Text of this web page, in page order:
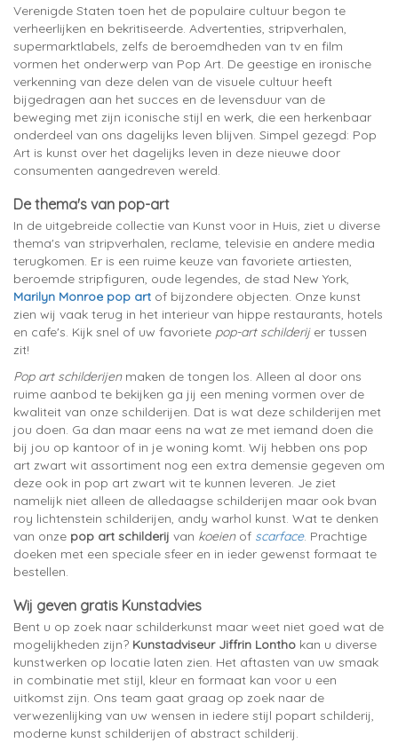
Verenigde Staten toen het de populaire cultuur begon te
verheerlijken en bekritiseerde. Advertenties, stripverhalen,
supermarktlabels, zelfs de beroemdheden van tv en film
vormen het onderwerp van Pop Art. De geestige en ironische
verkenning van deze delen van de visuele cultuur heeft
bijgedragen aan het succes en de levensduur van de
beweging met zijn iconische stijl en werk, die een herkenbaar
onderdeel van ons dagelijks leven blijven. Simpel gezegd: Pop
Art is kunst over het dagelijks leven in deze nieuwe door
consumenten aangedreven wereld.
De thema's van pop-art
In de uitgebreide collectie van Kunst voor in Huis, ziet u diverse
thema's van stripverhalen, reclame, televisie en andere media
terugkomen. Er is een ruime keuze van favoriete artiesten,
beroemde stripfiguren, oude legendes, de stad New York,
Marilyn Monroe pop art of bijzondere objecten. Onze kunst
zien wij vaak terug in het interieur van hippe restaurants, hotels
en cafe's. Kijk snel of uw favoriete pop-art schilderij er tussen
zit!
Pop art schilderijenmaken de tongen los. Alleen al door ons
ruime aanbod te bekijken ga jij een mening vormen over de
kwaliteit van onze schilderijen. Dat is wat deze schilderijen met
jou doen. Ga dan maar eens na wat ze met iemand doen die
bij jou op kantoor of in je woning komt. Wij hebben ons pop
art zwart wit assortiment nog een extra demensie gegeven om
deze ook in pop art zwart wit te kunnen leveren. Je ziet
namelijk niet alleen de alledaagse schilderijen maar ook bvan
roy lichtenstein schilderijen, andy warhol kunst. Wat te denken
van onze pop art schilderij van koeienof scarface. Prachtige
doeken met een speciale sfeer en in ieder gewenst formaat te
bestellen.
Wij geven gratis Kunstadvies
Bent u op zoek naar schilderkunst maar weet niet goed wat de
mogelijkheden zijn? Kunstadviseur Jiffrin Lontho kan u diverse
kunstwerken op locatie laten zien. Het aftasten van uw smaak
in combinatie met stijl, kleur en formaat kan voor u een
uitkomst zijn. Ons team gaat graag op zoek naar de
verwezenlijking van uw wensen in iedere stijl popart schilderij,
moderne kunst schilderijen of abstract schilderij.